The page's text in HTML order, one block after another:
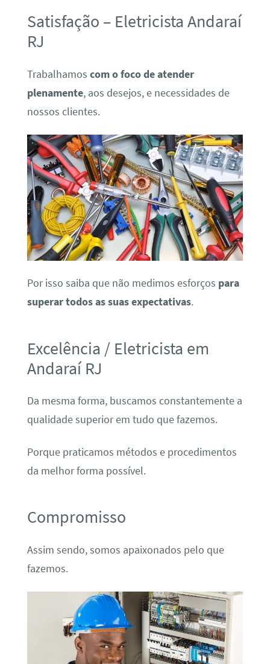
Satisfação – Eletricista Andaraí
RJ
Trabalhamos com o foco de atender
plenamente, aos desejos, e necessidades de
nossos clientes.
Por isso saiba que não medimos esforços para
superar todos as suas expectativas.
Excelência / Eletricista em
Andaraí RJ
Da mesma forma, buscamos constantemente a
qualidade superior em tudo que fazemos.
Porque praticamos métodos e procedimentos
da melhor forma possível.
Compromisso
Assim sendo, somos apaixonados pelo que
fazemos.